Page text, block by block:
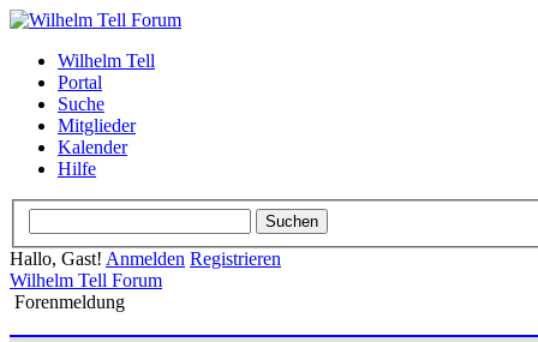
Wilhelm Tell
Portal
Suche
Mitglieder
Kalender
Hilfe
Hallo, Gast! Anmelden Registrieren
Wilhelm Tell Forum
Forenmeldung